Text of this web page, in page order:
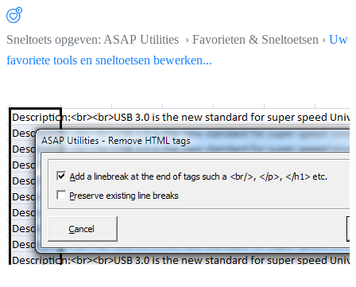
Sneltoets opgeven: ASAP Utilities › Favorieten & Sneltoetsen › Uw
favoriete tools en sneltoetsen bewerken...